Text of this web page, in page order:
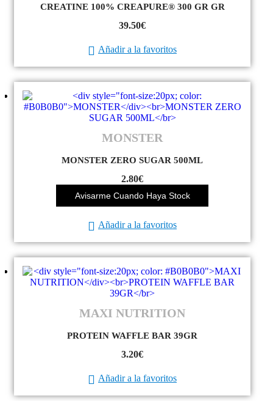
CREATINE 100% CREAPURE® 300 GR GR
39.50€
Añadir a la favoritos
MONSTER
MONSTER ZERO SUGAR 500ML
2.80€
Avisarme Cuando Haya Stock
Añadir a la favoritos
MAXI NUTRITION
PROTEIN WAFFLE BAR 39GR
3.20€
Añadir a la favoritos